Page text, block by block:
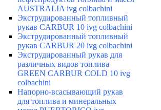
AUSTRALIA ivg colbachini
Экструдированный топливный
рукав CARBUR 10 ivg colbachini
Экструдированный топливный
рукав CARBUR 20 ivg colbachini
Экструдированный рукав для
различных видов топлива
GREEN CARBUR COLD 10 ivg
colbachini
Напорно-всасывающий рукав
для топлива и минеральных